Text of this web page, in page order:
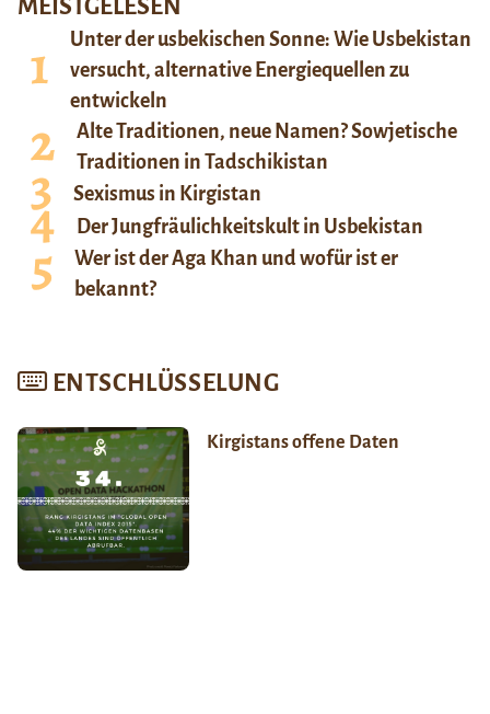
MEISTGELESEN
Unter der usbekischen Sonne: Wie Usbekistan
versucht, alternative Energiequellen zu
entwickeln
Alte Traditionen, neue Namen? Sowjetische
Traditionen in Tadschikistan
Sexismus in Kirgistan
Der Jungfräulichkeitskult in Usbekistan
Wer ist der Aga Khan und wofür ist er
bekannt?
ENTSCHLÜSSELUNG
Kirgistans offene Daten